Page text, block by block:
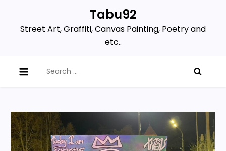
content
Tabu92
Street Art, Graffiti, Canvas Painting, Poetry and
etc..
for: